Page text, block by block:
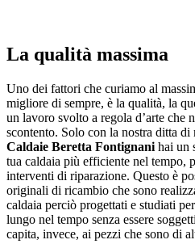
La qualità massima
Uno dei fattori che curiamo al
migliore di sempre, è la qualità, la
un lavoro svolto a regola d’arte che
scontento. Solo con la nostra ditta di
Caldaie Beretta Fontignani hai un
tua caldaia più efficiente nel tempo,
interventi di riparazione. Questo è
originali di ricambio che sono
caldaia perciò progettati e studiati
lungo nel tempo senza essere
capita, invece, ai pezzi che sono di